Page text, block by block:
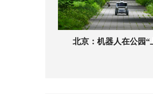
北京：机器人在公园“